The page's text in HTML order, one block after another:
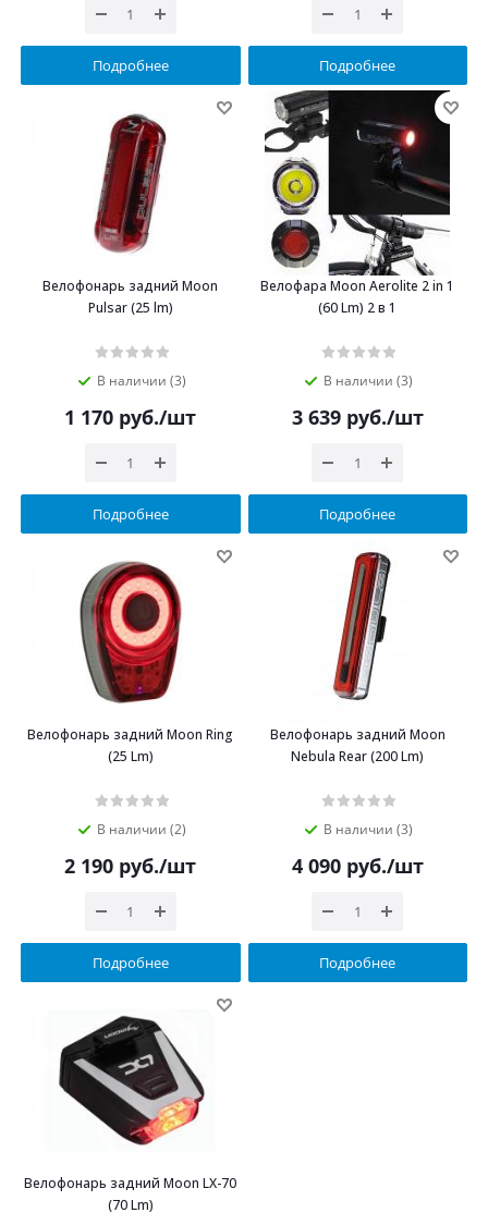
Подробнее Подробнее
Велофонарь задний Moon
Pulsar (25 lm)
В наличии (3)
1 170 руб./шт
Подробнее
Велофара Moon Aerolite 2 in 1
(60 Lm) 2 в 1
В наличии (3)
3 639руб./шт
Подробнее
Велофонарь задний Moon Ring
(25 Lm)
В наличии (2)
2 190 руб./шт
Подробнее
Велофонарь задний Moon
Nebula Rear (200 Lm)
В наличии (3)
4 090руб./шт
Подробнее
Велофонарь задний Moon LX-70
(70 Lm)